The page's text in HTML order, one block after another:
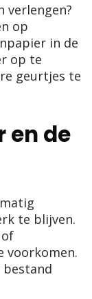
verlengen?
op
in de
op te
geurtjes te
en de
te blijven.
voorkomen.